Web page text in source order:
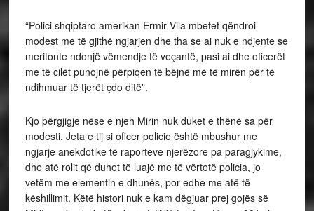
“Polici shqiptaro amerikan Ermir Vila mbetet qëndroi
modest me të gjithë ngjarjen dhe tha se ai nuk e ndjente se
meritonte ndonjë vëmendje të veçantë, pasi ai dhe oficerët
me të cilët punojnë përpiqen të bëjnë më të mirën për të
ndihmuar të tjerët çdo ditë”.
Kjo përgjigje nëse e njeh Mirin nuk duket e thënë sa për
modesti. Jeta e tij si oficer policie është mbushur me
ngjarje anekdotike të raporteve njerëzore pa paragjykime,
dhe atë rolit që duhet të luajë me të vërtetë policia, jo
vetëm me elementin e dhunës, por edhe me atë të
këshillimit. Këtë histori nuk e kam dëgjuar prej gojës së